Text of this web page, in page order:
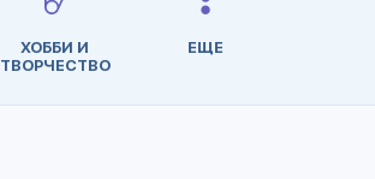
ХОББИ И
ТВОРЧЕСТВО
ЕЩЕ